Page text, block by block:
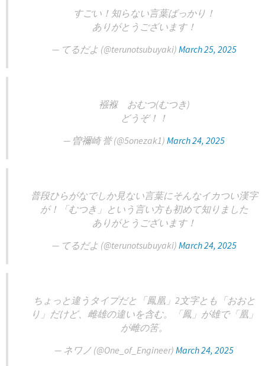
すごい！知らない言葉ばっかり！
ありがとうございます！
— てるだよ (@terunotsubuyaki) March 25, 2025
襁褓 おむつ(むつき)
どうぞ！！
— 曽禰崎 誉 (@5onezak1) March 24, 2025
普段ひらがなでしか見ない言葉にそんなイカつい漢字
が！「むつき」という言い方も初めて知りました
ありがとうございます！
— てるだよ (@terunotsubuyaki) March 24, 2025
ちょっと違うタイプだと「鳳凰」2文字とも「おおと
り」だけど、雌雄の違いを含む。「鳳」が雄で「凰」
が雌の筈。
— ネワノ (@One_of_Engineer) March 24, 2025